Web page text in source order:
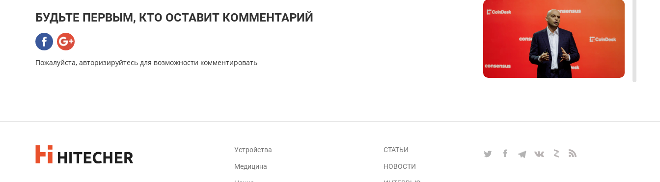
БУДЬТЕ ПЕРВЫМ, КТО ОСТАВИТ КОММЕНТАРИЙ
Пожалуйста, авторизируйтесь для возможности комментировать
крипторынка в интервью с
17
Устройства
Медицина
СТАТЬИ
НОВОСТИ